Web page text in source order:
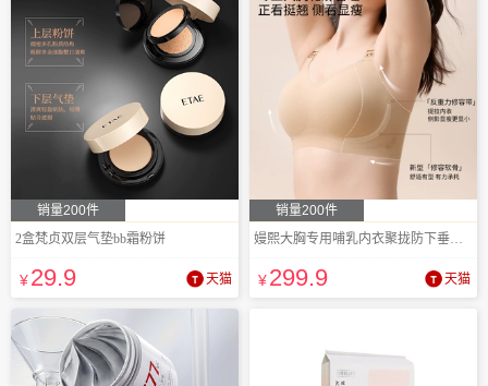
销量200件
2盒梵贞双层气垫bb霜粉饼
¥29.9 天猫
销量200件
嫚熙大胸专用哺乳内衣聚拢防下垂孕期
¥299.9 天猫